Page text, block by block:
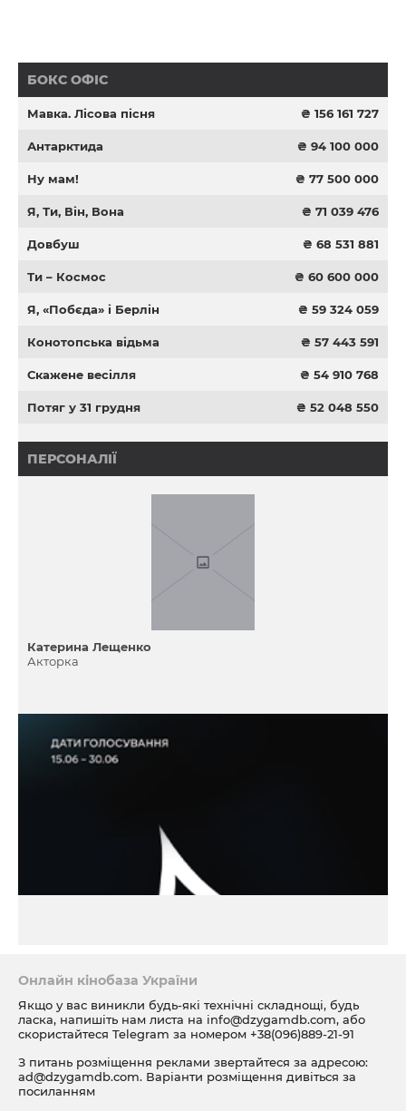
БОКС ОФІС
Мавка. Лісова пісня ₴ 156 161 727
Антарктида ₴ 94 100 000
Ну мам! ₴ 77 500 000
Я, Ти, Він, Вона ₴ 71 039 476
Довбуш ₴ 68 531 881
Ти – Космос ₴ 60 600 000
Я, «Побєда» і Берлін ₴ 59 324 059
Конотопська відьма ₴ 57 443 591
Скажене весілля ₴ 54 910 768
Потяг у 31 грудня ₴ 52 048 550
ПЕРСОНАЛІЇ
Катерина Лещенко
Акторка
Онлайн кінобаза України
Якщо у вас виникли будь-які технічні складнощі, будь
ласка, напишіть нам листа на info@dzygamdb.com, або
скористайтеся Telegram за номером +38(096)889-21-91
З питань розміщення реклами звертайтеся за адресою:
ad@dzygamdb.com. Варіанти розміщення дивіться за
посиланням